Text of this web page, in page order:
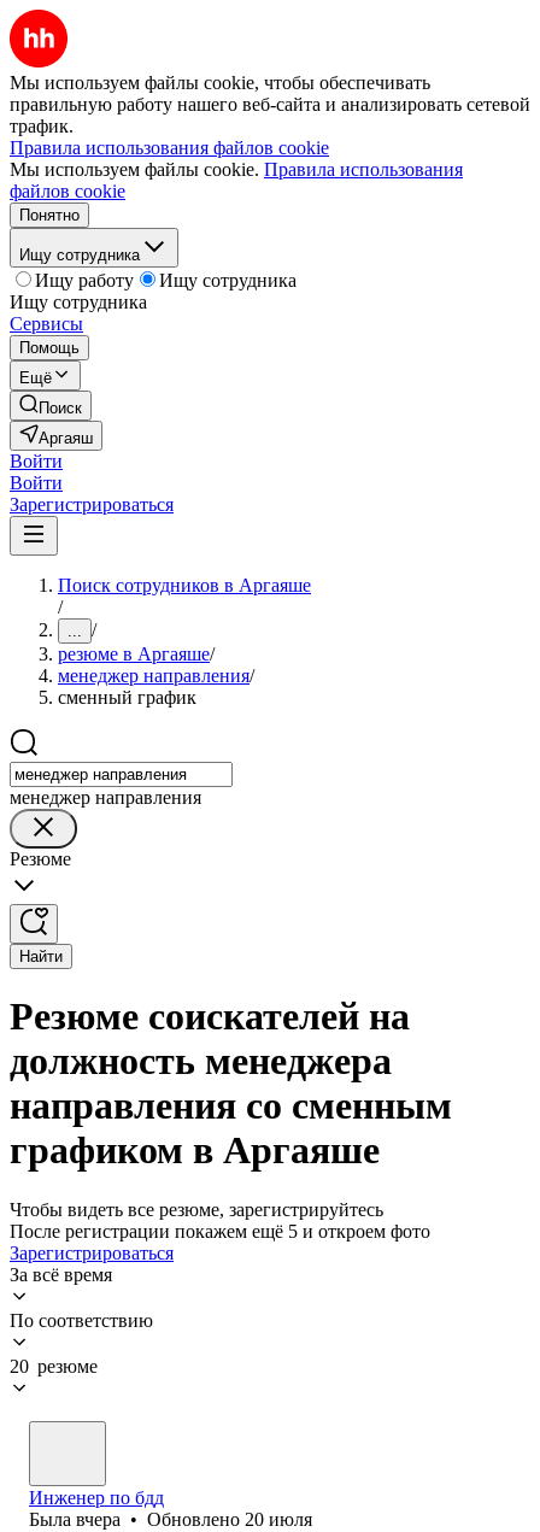
Мы используем файлы cookie, чтобы обеспечивать
правильную работу нашего веб-сайта и анализировать сетевой
трафик.
Правила использования файлов cookie
Мы используем файлы cookie. Правила использования
файлов cookie
Понятно
Ищу сотрудника
Ищу работу
Ищу сотрудника
Ищу сотрудника
Сервисы
Помощь
Ещё
Поиск
Аргаяш
Войти
Войти
Зарегистрироваться
Поиск сотрудников в Аргаяше
/
... /
резюме в Аргаяше/
менеджер направления/
сменный график
менеджер направления
Резюме
Найти
Резюме соискателей на
должность менеджера
направления со сменным
графиком в Аргаяше
Чтобы видеть все резюме, зарегистрируйтесь
После регистрации покажем ещё 5 и откроем фото
Зарегистрироваться
За всё время
По соответствию
20 резюме
Инженер по бдд
Была вчера • Обновлено 20 июля